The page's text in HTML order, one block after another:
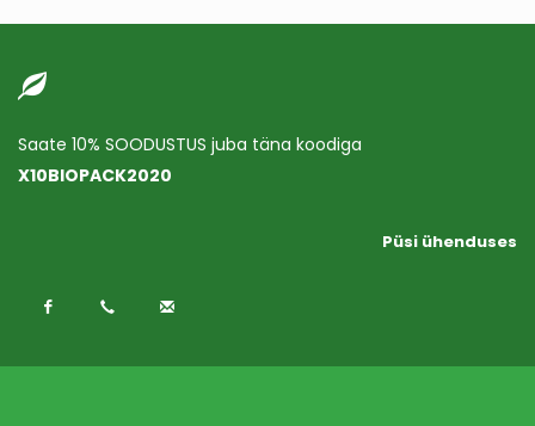
Saate 10% SOODUSTUS juba täna koodiga
X10BIOPACK2020
Püsi ühenduses